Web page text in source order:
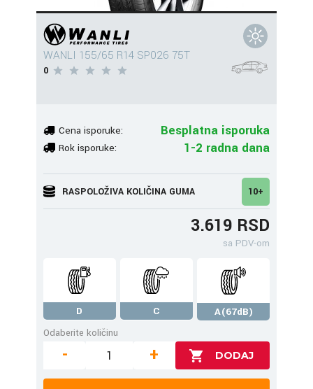
WANLI 155/65 R14 SP026 75T
0
Cena isporuke: Besplatna isporuka
Rok isporuke: 1-2 radna dana
RASPOLOŽIVA KOLIČINA GUMA 10+
3.619 RSD
sa PDV-om
D C
A(67dB)
Odaberite količinu
- +